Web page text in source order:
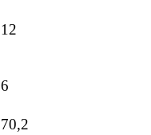
12
6
70,2